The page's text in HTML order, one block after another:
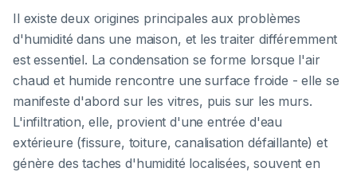
Il existe deux origines principales aux problèmes
d'humidité dans une maison, et les traiter différemment
est essentiel. La condensation se forme lorsque l'air
chaud et humide rencontre une surface froide - elle se
manifeste d'abord sur les vitres, puis sur les murs.
L'infiltration, elle, provient d'une entrée d'eau
extérieure (fissure, toiture, canalisation défaillante) et
génère des taches d'humidité localisées, souvent en